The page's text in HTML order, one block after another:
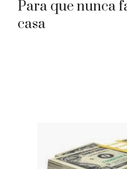
Para que nunca
casa